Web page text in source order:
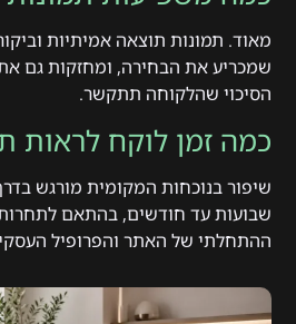
מאוד. תמונות תוצאה אמיתיות
שמכריע את הבחירה, ומחזקות גם
הסיכוי שהלקוחה תתקשר.
כמה זמן לוקח לראות
שיפור בנוכחות המקומית מורגש
שבועות עד חודשים, בהתאם
ההתחלתי של האתר והפרופיל